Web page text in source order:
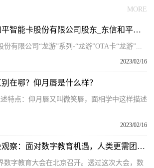
MORE
世界讯息：东信和平智能卡股份有限公司股东_东信和平智能卡股份有限公司
份有限公司“龙游”系列-“龙游”OTA卡“龙游”...
2023/02/16
在哪？仰月唇是什么样？
特点：仰月唇又叫微笑唇，面相学中这样描述
2023/02/16
世界数字教育大会观察：面对数字教育机遇，人类更需团结携手
数字教育大会在北京召开。透过这次大会，数